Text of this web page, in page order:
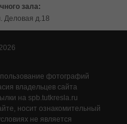
зала:
Деловая д.18
фотографий
владельцев сайта
на spb.tutkresla.ru
носит ознакомительный
не является